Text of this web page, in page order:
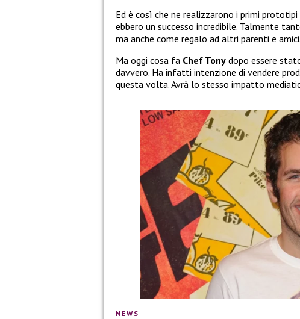
Ed è così che ne realizzarono i primi
ebbero un successo incredibile. Talmente
ma anche come regalo ad altri parenti e amici.
Ma oggi cosa fa Chef Tony dopo essere
davvero. Ha infatti intenzione di vendere
questa volta. Avrà lo stesso impatto
NEWS